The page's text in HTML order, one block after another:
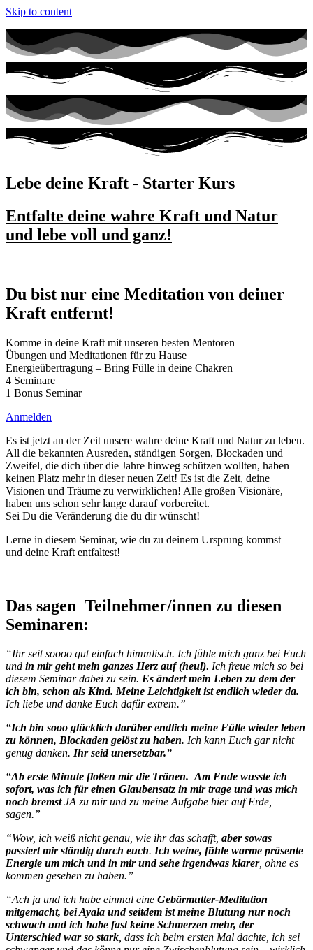
Skip to content
Lebe deine Kraft - Starter Kurs
Entfalte deine wahre Kraft und Natur
und lebe voll und ganz!
Du bist nur eine Meditation von deiner
Kraft entfernt!
Komme in deine Kraft mit unseren besten Mentoren
Übungen und Meditationen für zu Hause
Energieübertragung – Bring Fülle in deine Chakren
4 Seminare
1 Bonus Seminar
Anmelden
Es ist jetzt an der Zeit unsere wahre deine Kraft und Natur zu leben.
All die bekannten Ausreden, ständigen Sorgen, Blockaden und
Zweifel, die dich über die Jahre hinweg schützen wollten, haben
keinen Platz mehr in dieser neuen Zeit! Es ist die Zeit, deine
Visionen und Träume zu verwirklichen! Alle großen Visionäre,
haben uns schon sehr lange darauf vorbereitet.
Sei Du die Veränderung die du dir wünscht!
Lerne in diesem Seminar, wie du zu deinem Ursprung kommst
und deine Kraft entfaltest!
Das sagen Teilnehmer/innen zu diesen
Seminaren:
“Ihr seit soooo gut einfach himmlisch. Ich fühle mich ganz bei Euch
und in mir geht mein ganzes Herz auf (heul). Ich freue mich so bei
diesem Seminar dabei zu sein. Es ändert mein Leben zu dem der
ich bin, schon als Kind. Meine Leichtigkeit ist endlich wieder da.
Ich liebe und danke Euch dafür extrem.”
“Ich bin sooo glücklich darüber endlich meine Fülle wieder leben
zu können, Blockaden gelöst zu haben. Ich kann Euch gar nicht
genug danken. Ihr seid unersetzbar.”
“Ab erste Minute floßen mir die Tränen.Am Ende wusste ich
sofort, was ich für einen Glaubensatz in mir trage und was mich
noch bremstJA zu mir und zu meine Aufgabe hier auf Erde,
sagen.”
“Wow, ich weiß nicht genau, wie ihr das schafft, aber sowas
passiert mir ständig durch euch. Ich weine, fühle warme präsente
Energie um mich und in mir und sehe irgendwas klarer, ohne es
kommen gesehen zu haben.”
“Ach ja und ich habe einmal eine Gebärmutter-Meditation
mitgemacht, bei Ayala und seitdem ist meine Blutung nur noch
schwach und ich habe fast keine Schmerzen mehr, der
Unterschied war so stark, dass ich beim ersten Mal dachte, ich sei